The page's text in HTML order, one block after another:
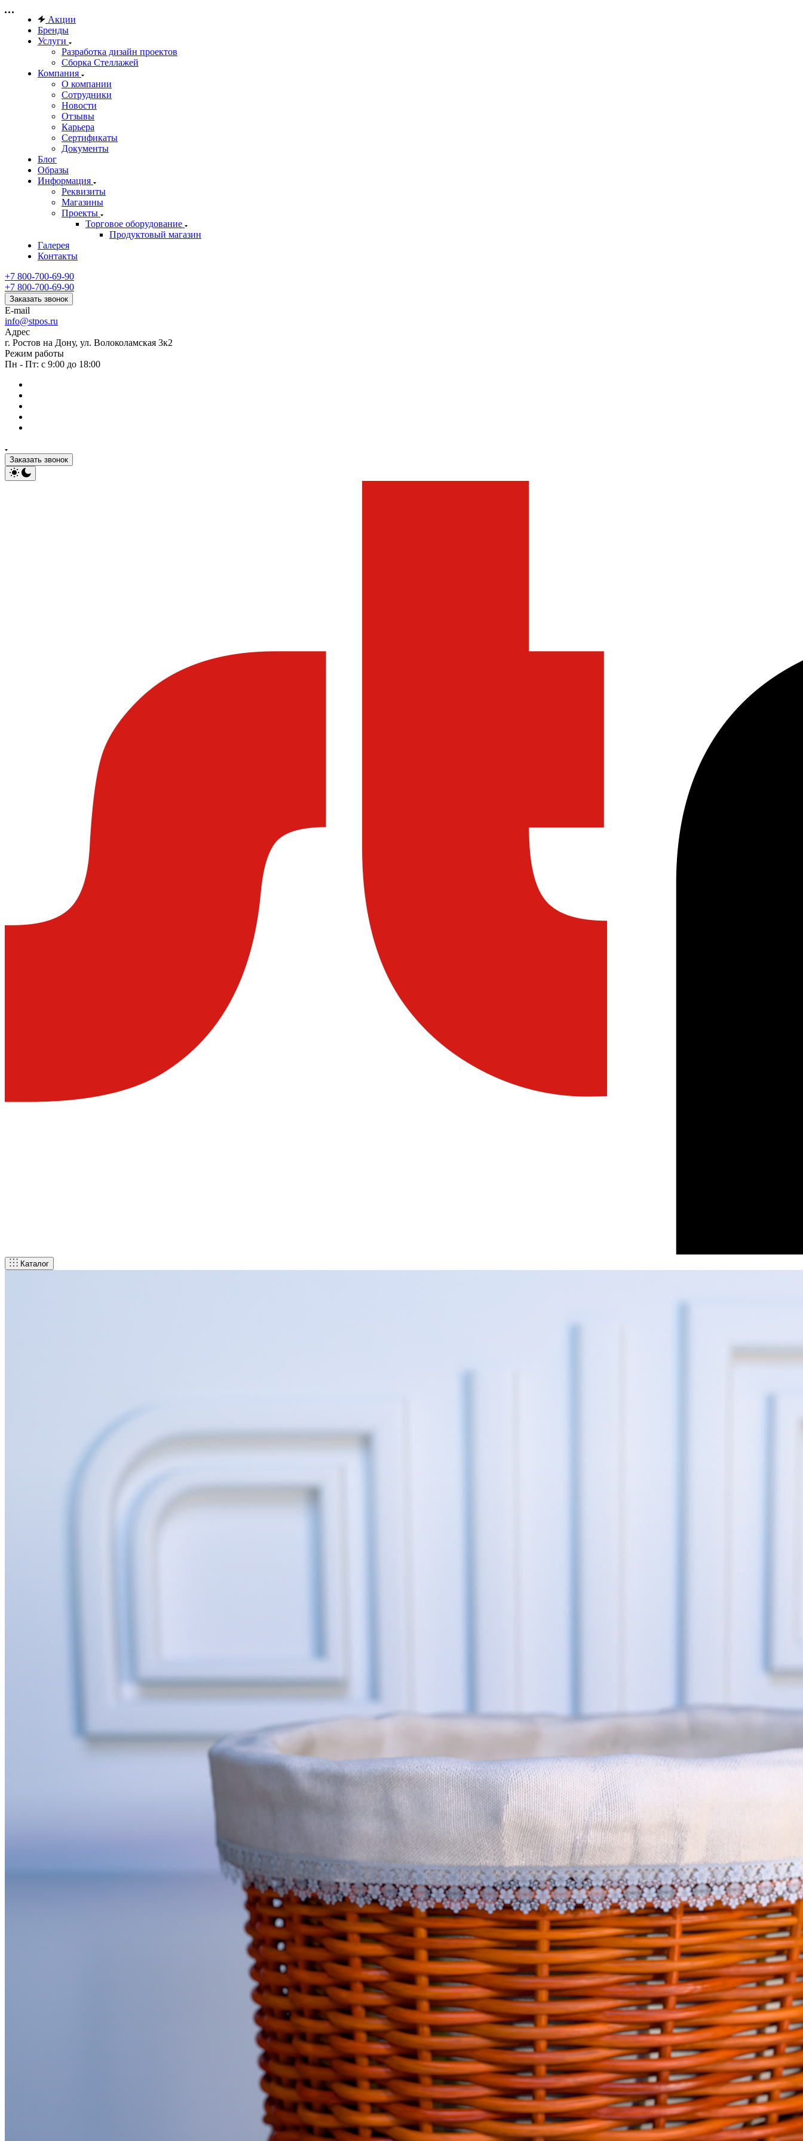
Акции
Бренды
Услуги
Разработка дизайн проектов
Сборка Стеллажей
Компания
О компании
Сотрудники
Новости
Отзывы
Карьера
Сертификаты
Документы
Блог
Образы
Информация
Реквизиты
Магазины
Проекты
Торговое оборудование
Продуктовый магазин
Галерея
Контакты
+7 800-700-69-90
+7 800-700-69-90
Заказать звонок
E-mail
info@stpos.ru
Адрес
г. Ростов на Дону, ул. Волоколамская 3к2
Режим работы
Пн - Пт: с 9:00 до 18:00
Заказать звонок
Каталог